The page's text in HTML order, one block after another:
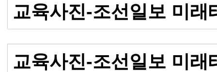
교육사진-조선일보 미
교육사진-조선일보 미